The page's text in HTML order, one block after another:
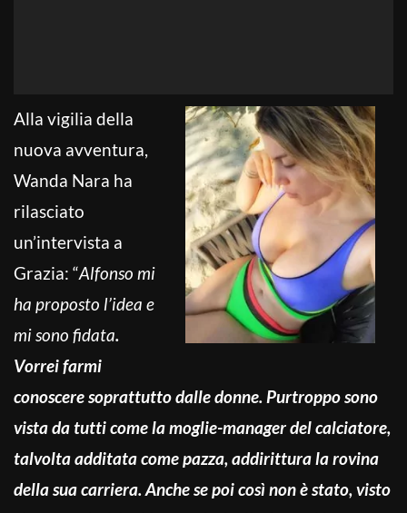
Alla vigilia della
nuova avventura,
Wanda Nara ha
rilasciato
un’intervista a
Grazia: “Alfonso mi
ha proposto l’idea e
mi sono fidata.
Vorrei farmi
conoscere soprattutto dalle donne. Purtroppo sono
vista da tutti come la moglie-manager del calciatore,
talvolta additata come pazza, addirittura la rovina
della sua carriera. Anche se poi così non è stato, visto